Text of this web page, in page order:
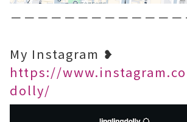
－－－－－－－－－－－－－
My Instagram ❥
https://
dolly/